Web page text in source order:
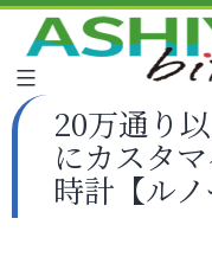
20万通り
にカスタ
時計【ルノ